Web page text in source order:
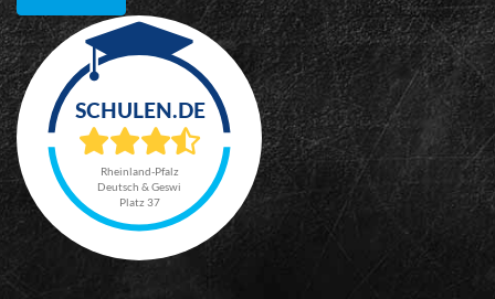
Rheinland-Pfalz
Deutsch & Geswi
Platz 37